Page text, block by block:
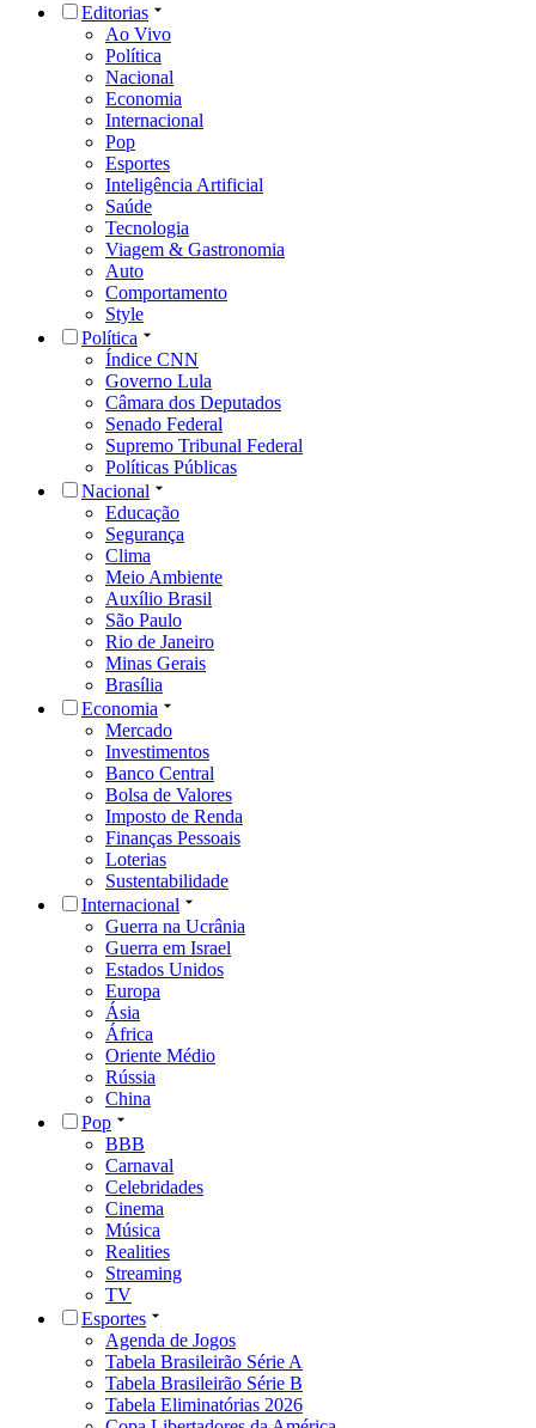
Editorias
Ao Vivo
Política
Nacional
Economia
Internacional
Pop
Esportes
Inteligência Artificial
Saúde
Tecnologia
Viagem & Gastronomia
Auto
Comportamento
Style
Política
Índice CNN
Governo Lula
Câmara dos Deputados
Senado Federal
Supremo Tribunal Federal
Políticas Públicas
Nacional
Educação
Segurança
Clima
Meio Ambiente
Auxílio Brasil
São Paulo
Rio de Janeiro
Minas Gerais
Brasília
Economia
Mercado
Investimentos
Banco Central
Bolsa de Valores
Imposto de Renda
Finanças Pessoais
Loterias
Sustentabilidade
Internacional
Guerra na Ucrânia
Guerra em Israel
Estados Unidos
Europa
Ásia
África
Oriente Médio
Rússia
China
Pop
BBB
Carnaval
Celebridades
Cinema
Música
Realities
Streaming
TV
Esportes
Agenda de Jogos
Tabela Brasileirão Série A
Tabela Brasileirão Série B
Tabela Eliminatórias 2026